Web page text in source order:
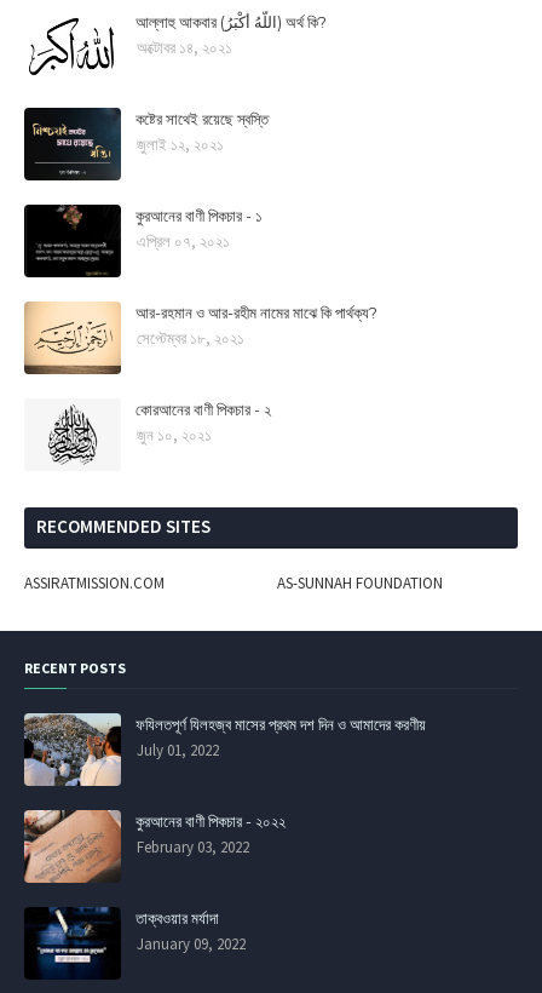
আল্লাহু আকবার (اللَّهُ أَكْبَرُ) অর্থ কি?
অক্টোবর ১৪, ২০২১
কষ্টের সাথেই রয়েছে স্বস্তি
জুলাই ১২, ২০২১
কুরআনের বাণী পিকচার - ১
এপ্রিল ০৭, ২০২১
আর-রহমান ও আর-রহীম নামের মাঝে কি পার্থক্য?
সেপ্টেম্বর ১৮, ২০২১
কোরআনের বাণী পিকচার - ২
জুন ১০, ২০২১
RECOMMENDED SITES
ASSIRATMISSION.COM AS-SUNNAH FOUNDATION
RECENT POSTS
ফযিলতপূর্ণ যিলহজ্ব মাসের প্রথম দশ দিন ও আমাদের করণীয়
July 01, 2022
কুরআনের বাণী পিকচার - ২০২২
February 03, 2022
তাক্বওয়ার মর্যাদা
January 09, 2022